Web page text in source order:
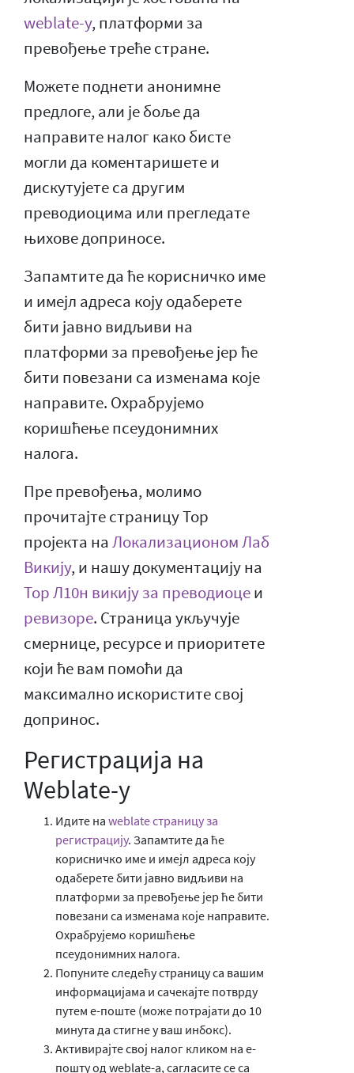
weblate-у, платформи за
превођење треће стране.
Можете поднети анонимне
предлоге, али је боље да
направите налог како бисте
могли да коментаришете и
дискутујете са другим
преводиоцима или прегледате
њихове доприносе.
Запамтите да ће корисничко име
и имејл адреса коју одаберете
бити јавно видљиви на
платформи за превођење јер ће
бити повезани са изменама које
направите. Охрабрујемо
коришћење псеудонимних
налога.
Пре превођења, молимо
прочитајте страницу Тор
пројекта на Локализационом Лаб
Викију, и нашу документацију на
Тор Л10н викију за преводиоцеи
ревизоре. Страница укључује
смернице, ресурсе и приоритете
који ће вам помоћи да
максимално искористите свој
допринос.
Регистрација на
Weblate-у
Идите на weblate страницу за
регистрацију. Запамтите да ће
корисничко име и имејл адреса коју
одаберете бити јавно видљиви на
платформи за превођење јер ће бити
повезани са изменама које направите.
Охрабрујемо коришћење
псеудонимних налога.
Попуните следећу страницу са вашим
информацијама и сачекајте потврду
путем е-поште (може потрајати до 10
минута да стигне у ваш инбокс).
Активирајте свој налог кликом на е-
пошту од weblate-а, сагласите се са